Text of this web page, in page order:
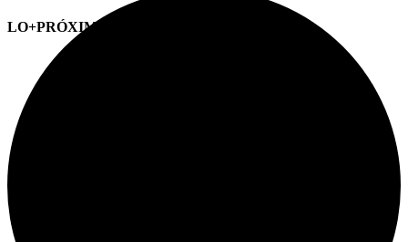
LO+PRÓXIMO (CITAS)